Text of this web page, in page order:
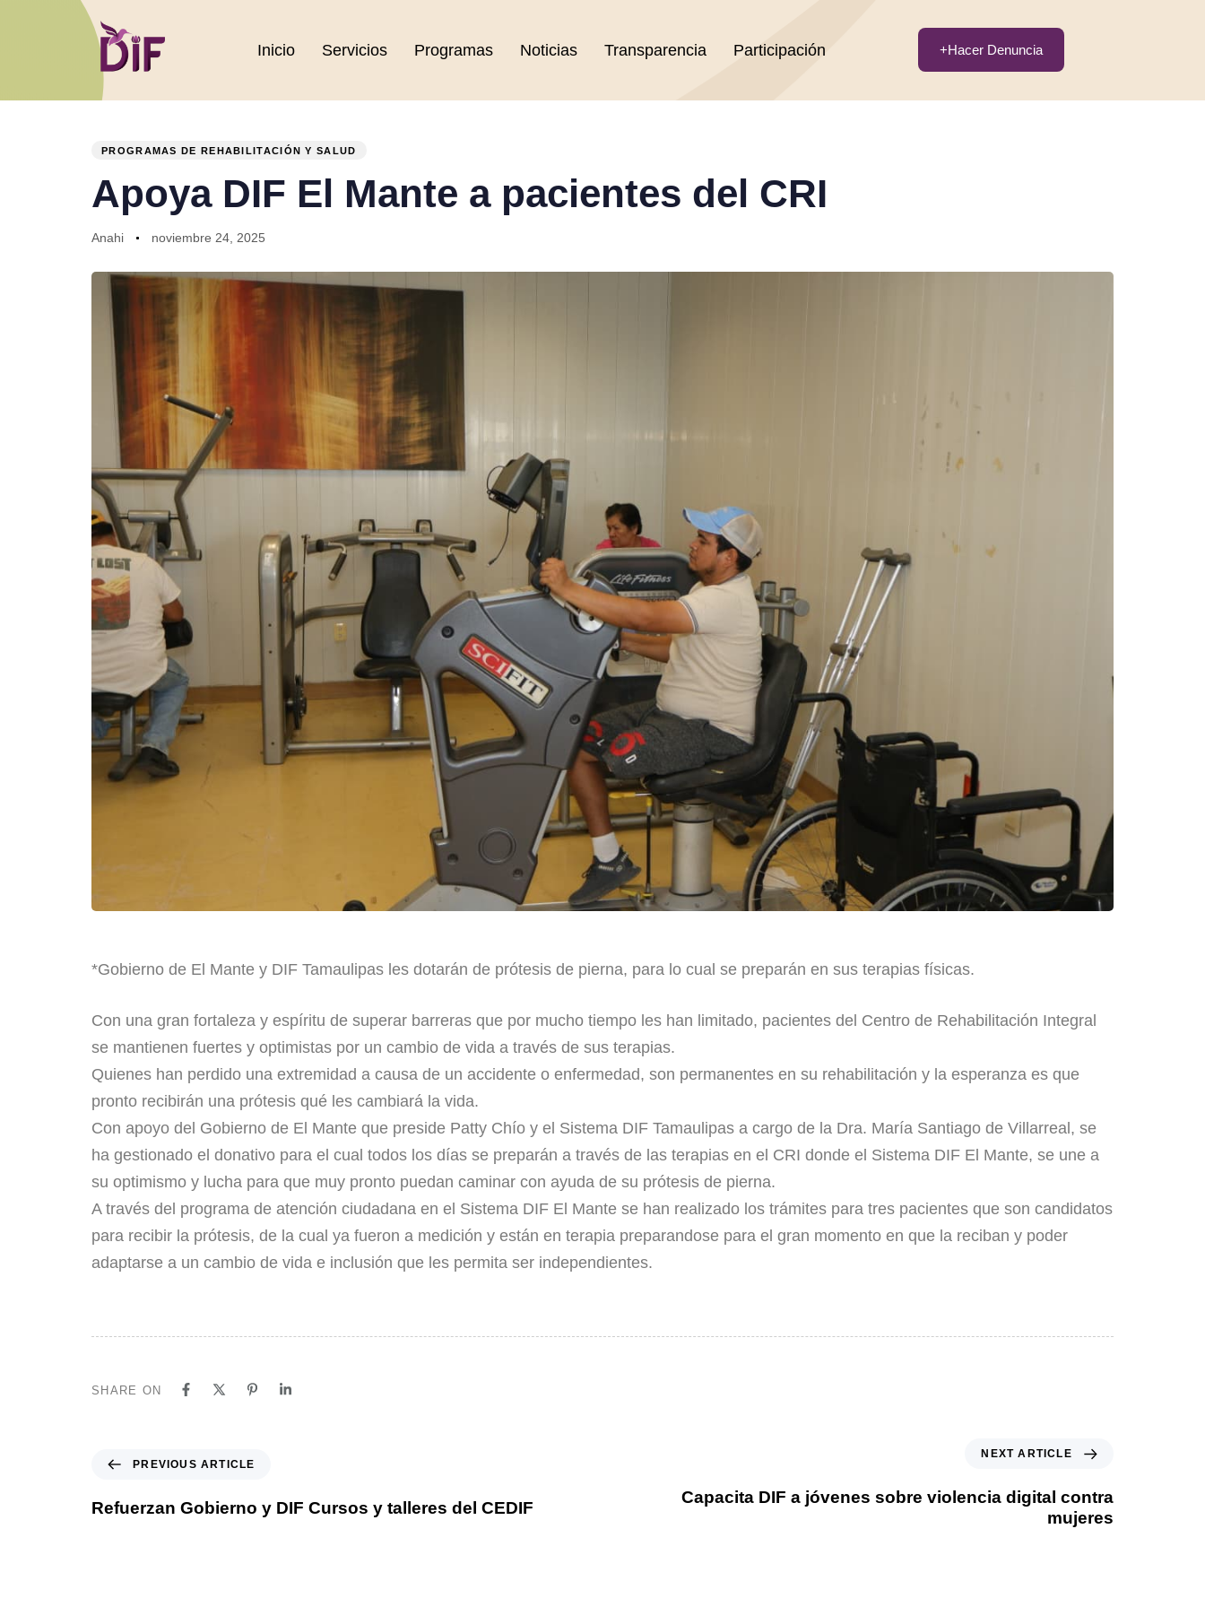
Inicio Servicios Programas Noticias Transparencia Participación +Hacer Denuncia
PROGRAMAS DE REHABILITACIÓN Y SALUD
Apoya DIF El Mante a pacientes del CRI
Anahi noviembre 24, 2025
*Gobierno de El Mante y DIF Tamaulipas les dotarán de prótesis de pierna, para lo cual se preparán en sus terapias físicas.
Con una gran fortaleza y espíritu de superar barreras que por mucho tiempo les han limitado, pacientes del Centro de Rehabilitación Integral
se mantienen fuertes y optimistas por un cambio de vida a través de sus terapias.
Quienes han perdido una extremidad a causa de un accidente o enfermedad, son permanentes en su rehabilitación y la esperanza es que
pronto recibirán una prótesis qué les cambiará la vida.
Con apoyo del Gobierno de El Mante que preside Patty Chío y el Sistema DIF Tamaulipas a cargo de la Dra. María Santiago de Villarreal, se
ha gestionado el donativo para el cual todos los días se preparán a través de las terapias en el CRI donde el Sistema DIF El Mante, se une a
su optimismo y lucha para que muy pronto puedan caminar con ayuda de su prótesis de pierna.
A través del programa de atención ciudadana en el Sistema DIF El Mante se han realizado los trámites para tres pacientes que son candidatos
para recibir la prótesis, de la cual ya fueron a medición y están en terapia preparandose para el gran momento en que la reciban y poder
adaptarse a un cambio de vida e inclusión que les permita ser independientes.
SHARE ON
PREVIOUS ARTICLE
Refuerzan Gobierno y DIF Cursos y talleres del CEDIF
NEXT ARTICLE
Capacita DIF a jóvenes sobre violencia digital contra
mujeres